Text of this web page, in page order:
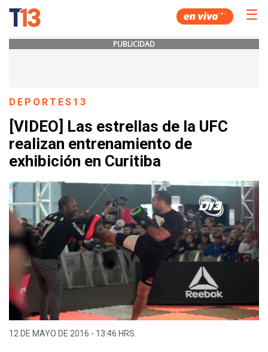
☰
PUBLICIDAD
DEPORTES13
[VIDEO] Las estrellas de la UFC
realizan entrenamiento de
exhibición en Curitiba
12 DE MAYO DE 2016 - 13:46 HRS.